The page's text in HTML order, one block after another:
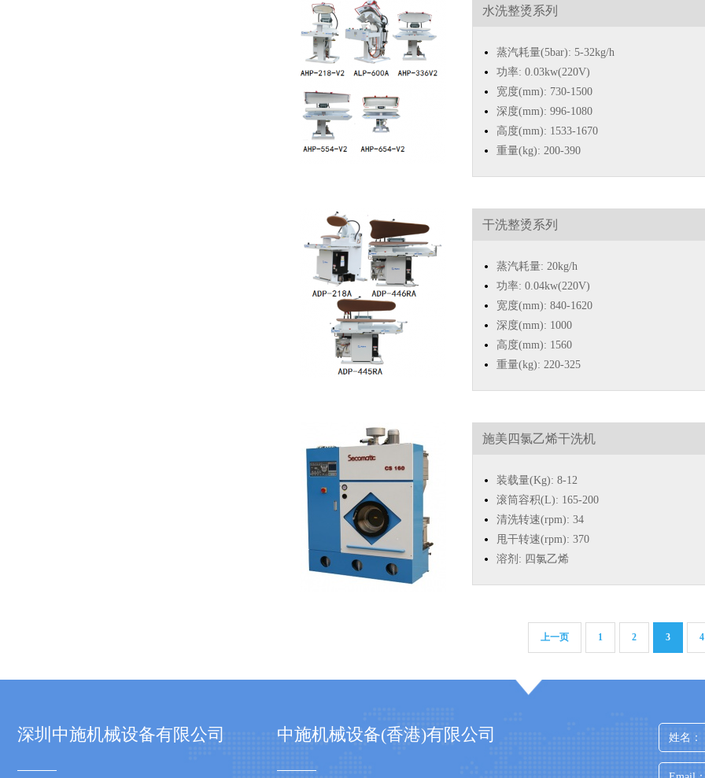
水洗整烫系列
蒸汽耗量(5bar): 5-32kg/h
功率: 0.03kw(220V)
宽度(mm): 730-1500
深度(mm): 996-1080
高度(mm): 1533-1670
重量(kg): 200-390
干洗整烫系列
蒸汽耗量: 20kg/h
功率: 0.04kw(220V)
宽度(mm): 840-1620
深度(mm): 1000
高度(mm): 1560
重量(kg): 220-325
施美四氯乙烯干洗机
装载量(Kg): 8-12
滚筒容积(L): 165-200
清洗转速(rpm): 34
甩干转速(rpm): 370
溶剂: 四氯乙烯
上一页 1 2 3 4
深圳中施机械设备有限公司 中施机械设备(香港)有限公司 姓名：